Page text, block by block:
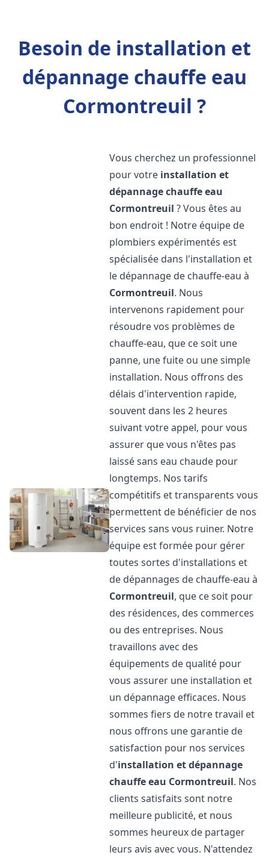
Besoin de installation et
dépannage chauffe eau
Cormontreuil ?
Vous cherchez un professionnel
pour votre installation et
dépannage chauffe eau
Cormontreuil ? Vous êtes au
bon endroit ! Notre équipe de
plombiers expérimentés est
spécialisée dans l'installation et
le dépannage de chauffe-eau à
Cormontreuil. Nous
intervenons rapidement pour
résoudre vos problèmes de
chauffe-eau, que ce soit une
panne, une fuite ou une simple
installation. Nous offrons des
délais d'intervention rapide,
souvent dans les 2 heures
suivant votre appel, pour vous
assurer que vous n'êtes pas
laissé sans eau chaude pour
longtemps. Nos tarifs
compétitifs et transparents vous
permettent de bénéficier de nos
services sans vous ruiner. Notre
équipe est formée pour gérer
toutes sortes d'installations et
de dépannages de chauffe-eau à
Cormontreuil, que ce soit pour
des résidences, des commerces
ou des entreprises. Nous
travaillons avec des
équipements de qualité pour
vous assurer une installation et
un dépannage efficaces. Nous
sommes fiers de notre travail et
nous offrons une garantie de
satisfaction pour nos services
d'installation et dépannage
chauffe eau Cormontreuil. Nos
clients satisfaits sont notre
meilleure publicité, et nous
sommes heureux de partager
leurs avis avec vous. N'attendez